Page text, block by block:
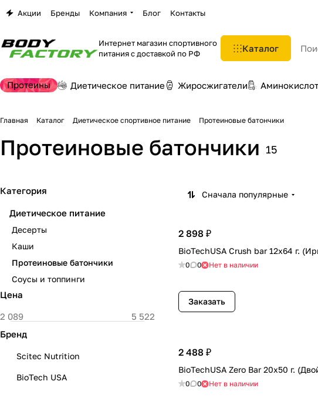
Акции Бренды Компания Блог Контакты
Интернет магазин спортивного
питания с доставкой по РФ
Каталог
Протеины Диетическое питание Жиросжигатели
Главная Каталог Диетическое спортивное питание Протеиновые батончики
Протеиновые батончики 15
Сначала популярные
2 898 ₽
BioTechUSA Crush bar 12х64 г.
0 0 Нет в наличии
Заказать
2 488 ₽
BioTechUSA Zero Bar 20х50 г.
0 0 Нет в наличии
Категория
Диетическое питание
Десерты
Каши
Протеиновые батончики
Соусы и топпинги
Цена
Бренд
Scitec Nutrition
BioTech USA